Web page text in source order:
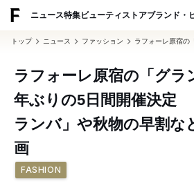
ニュース特集ビューティ ストアブランド・
トップ ニュース ファッション ラフォーレ原宿の
ラフォーレ原宿の「グラ
年ぶりの5日間開催決定
ランバ」や秋物の早割な
画
FASHION